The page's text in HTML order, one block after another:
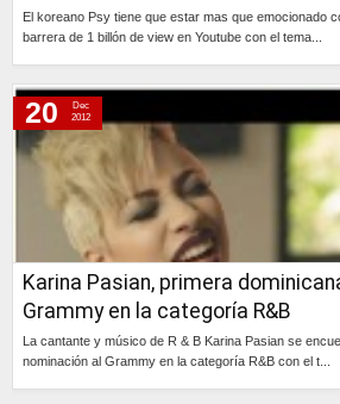
El koreano Psy tiene que estar mas que emocionado
barrera de 1 billón de view en Youtube con el tema...
Karina Pasian, primera
Grammy en la categoría R&B
La cantante y músico de R & B Karina Pasian se
nominación al Grammy en la categoría R&B con el t...
20
Dec
2012